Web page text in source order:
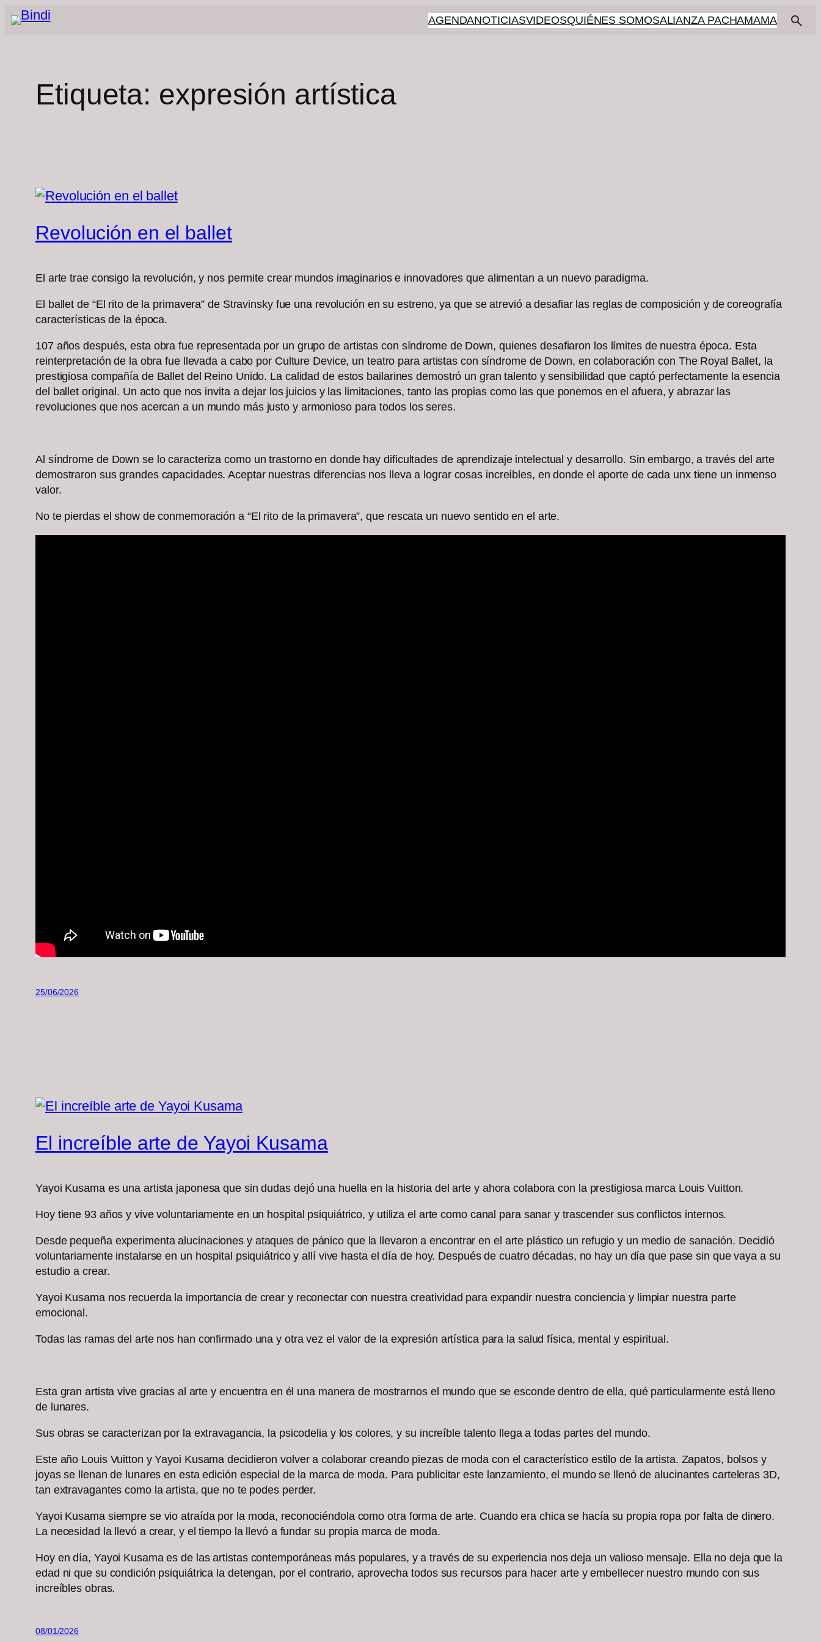
Saltar
AGENDANOTICIASVIDEOSQUIÉNES SOMOSALIANZA PACHAMAMA
Etiqueta: expresión artística
Revolución en el ballet
El arte trae consigo la revolución, y nos permite crear mundos imaginarios e innovadores que alimentan a un nuevo paradigma.
El ballet de “El rito de la primavera” de Stravinsky fue una revolución en su estreno, ya que se atrevió a desafiar las reglas de composición y de coreografía
características de la época.
107 años después, esta obra fue representada por un grupo de artistas con síndrome de Down, quienes desafiaron los límites de nuestra época. Esta
reinterpretación de la obra fue llevada a cabo por Culture Device, un teatro para artistas con síndrome de Down, en colaboración con The Royal Ballet, la
prestigiosa compañía de Ballet del Reino Unido. La calidad de estos bailarines demostró un gran talento y sensibilidad que captó perfectamente la esencia
del ballet original. Un acto que nos invita a dejar los juicios y las limitaciones, tanto las propias como las que ponemos en el afuera, y abrazar las
revoluciones que nos acercan a un mundo más justo y armonioso para todos los seres.
Al síndrome de Down se lo caracteriza como un trastorno en donde hay dificultades de aprendizaje intelectual y desarrollo. Sin embargo, a través del arte
demostraron sus grandes capacidades. Aceptar nuestras diferencias nos lleva a lograr cosas increíbles, en donde el aporte de cada unx tiene un inmenso
valor.
No te pierdas el show de conmemoración a “El rito de la primavera”, que rescata un nuevo sentido en el arte.
25/06/2026
El increíble arte de Yayoi Kusama
Yayoi Kusama es una artista japonesa que sin dudas dejó una huella en la historia del arte y ahora colabora con la prestigiosa marca Louis Vuitton.
Hoy tiene 93 años y vive voluntariamente en un hospital psiquiátrico, y utiliza el arte como canal para sanar y trascender sus conflictos internos.
Desde pequeña experimenta alucinaciones y ataques de pánico que la llevaron a encontrar en el arte plástico un refugio y un medio de sanación. Decidió
voluntariamente instalarse en un hospital psiquiátrico y allí vive hasta el día de hoy. Después de cuatro décadas, no hay un día que pase sin que vaya a su
estudio a crear.
Yayoi Kusama nos recuerda la importancia de crear y reconectar con nuestra creatividad para expandir nuestra conciencia y limpiar nuestra parte
emocional.
Todas las ramas del arte nos han confirmado una y otra vez el valor de la expresión artística para la salud física, mental y espiritual.
Esta gran artista vive gracias al arte y encuentra en él una manera de mostrarnos el mundo que se esconde dentro de ella, qué particularmente está lleno
de lunares.
Sus obras se caracterizan por la extravagancia, la psicodelia y los colores, y su increíble talento llega a todas partes del mundo.
Este año Louis Vuitton y Yayoi Kusama decidieron volver a colaborar creando piezas de moda con el característico estilo de la artista. Zapatos, bolsos y
joyas se llenan de lunares en esta edición especial de la marca de moda. Para publicitar este lanzamiento, el mundo se llenó de alucinantes carteleras 3D,
tan extravagantes como la artista, que no te podes perder.
Yayoi Kusama siempre se vio atraída por la moda, reconociéndola como otra forma de arte. Cuando era chica se hacía su propia ropa por falta de dinero.
La necesidad la llevó a crear, y el tiempo la llevó a fundar su propia marca de moda.
Hoy en día, Yayoi Kusama es de las artistas contemporáneas más populares, y a través de su experiencia nos deja un valioso mensaje. Ella no deja que la
edad ni que su condición psiquiátrica la detengan, por el contrario, aprovecha todos sus recursos para hacer arte y embellecer nuestro mundo con sus
increíbles obras.
08/01/2026